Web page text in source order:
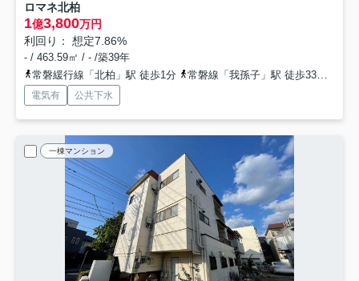
ロマネ北柏
1億3,800万円
利回り： 想定7.86%
- / 463.59㎡ / - /築39年
常磐緩行線「北柏」駅 徒歩1分
常磐線「我孫子」駅 徒歩33分
電気有 公共下水
一棟マンション